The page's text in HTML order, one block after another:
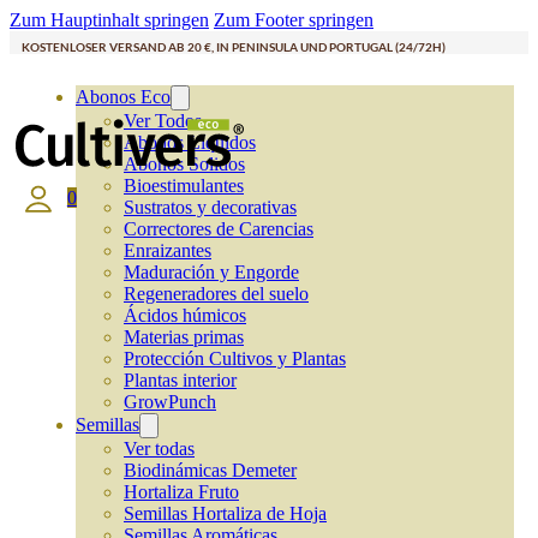
Zum Hauptinhalt springen Zum Footer springen
KOSTENLOSER VERSAND AB 20 €, IN PENINSULA UND PORTUGAL (24/72H)
Abonos Eco
Ver Todos
Abonos Líquidos
Abonos Solidos
Bioestimulantes
Sustratos y decorativas
Correctores de Carencias
Enraizantes
Maduración y Engorde
Regeneradores del suelo
Ácidos húmicos
Materias primas
Protección Cultivos y Plantas
Plantas interior
GrowPunch
Semillas
Ver todas
Biodinámicas Demeter
Hortaliza Fruto
Semillas Hortaliza de Hoja
0